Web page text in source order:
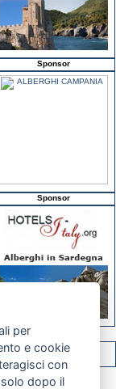
Sponsor
Sponsor
per
e cookie
con
dopo il